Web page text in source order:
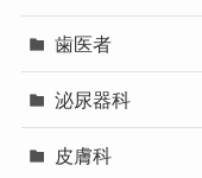
歯医者
泌尿器科
皮膚科